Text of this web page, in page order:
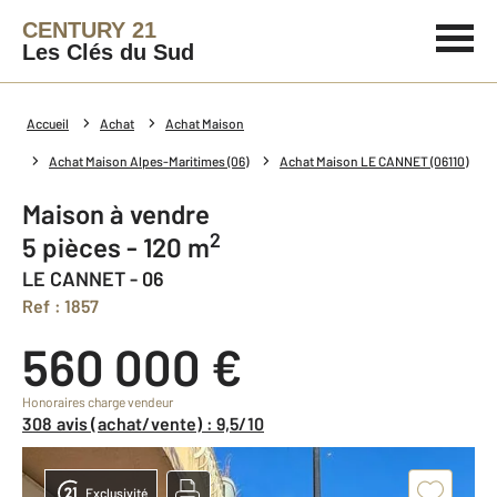
CENTURY 21
Les Clés du Sud
Accueil Achat Achat Maison
Achat Maison Alpes-Maritimes (06) Achat Maison LE CANNET (06110)
Maison à vendre
5 pièces - 120 m2
LE CANNET - 06
Ref : 1857
560 000 €
Honoraires charge vendeur
308 avis (achat/vente) : 9,5/10
Exclusivité